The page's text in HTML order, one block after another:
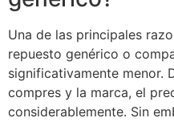
Una de las principales
repuesto genérico o
significativamente menor.
compres y la marca, el
considerablemente. Sin